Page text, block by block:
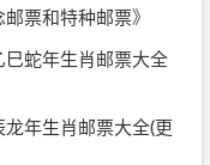
票和特种邮票》
蛇年生肖邮票大全
年生肖邮票大全(更